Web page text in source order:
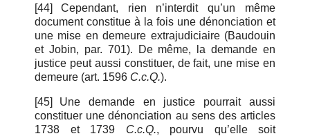
[44]
Cependant, rien n’interdit qu’un même
document constitue à la fois une dénonciation et
une mise en demeure extrajudiciaire (Baudouin
et Jobin, par. 701). De même, la demande en
justice peut aussi constituer, de fait, une mise en
demeure (art. 1596 C.c.Q.).
[45]
Une demande en justice pourrait aussi
constituer une dénonciation au sens des articles
1738 et 1739 C.c.Q., pourvu qu’elle soit